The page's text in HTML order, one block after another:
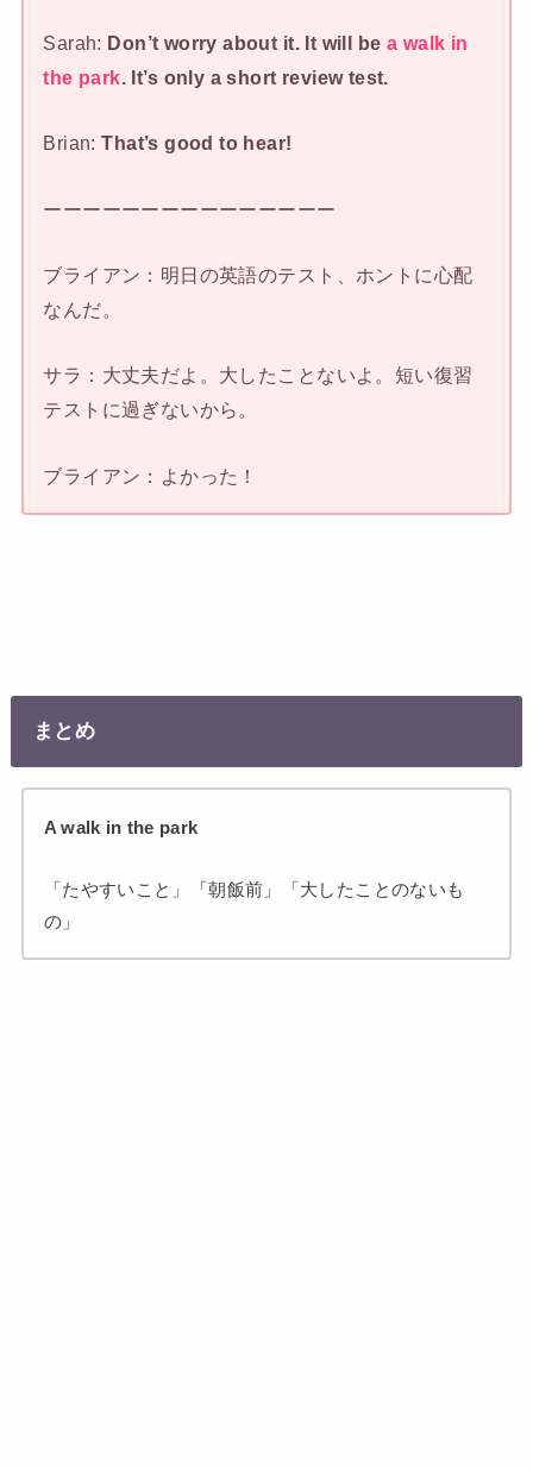
Sarah: Don’t worry about it. It will be a walk in
the park. It’s only a short review test.
Brian:That’s good to hear!
ーーーーーーーーーーーーーーー
ブライアン：明日の英語のテスト、ホントに心配
なんだ。
サラ：大丈夫だよ。大したことないよ。短い復習
テストに過ぎないから。
ブライアン：よかった！
まとめ
A walk in the park
「たやすいこと」「朝飯前」「大したことのないも
の」